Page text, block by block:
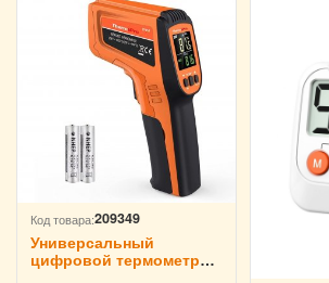
Код товара:209349
Универсальный
цифровой термометр